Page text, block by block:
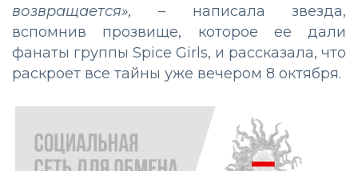
возвращается», – написала звезда,
вспомнив прозвище, которое ее дали
фанаты группы Spice Girls, и рассказала, что
раскроет все тайны уже вечером 8 октября.